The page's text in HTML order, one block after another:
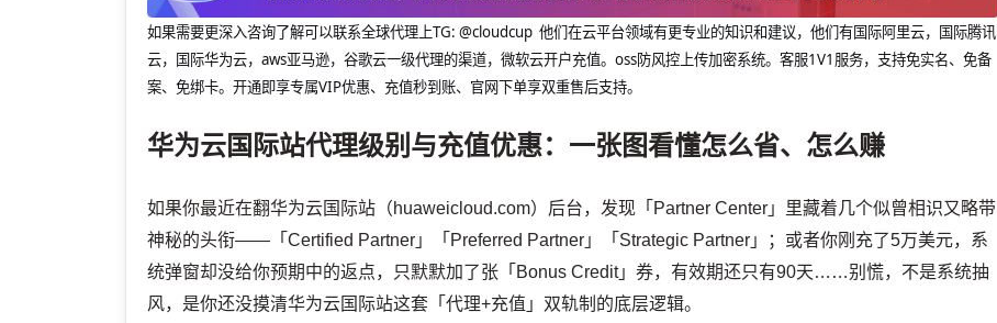
如果需要更深入咨询了解可以联系全球代理上TG: @cloudcup 他们在云平台领域有更专业的知识和建议，他们有国际阿里云，国际腾讯
云，国际华为云，aws亚马逊，谷歌云一级代理的渠道，微软云开户充值。oss防风控上传加密系统。客服1V1服务，支持免实名、免备
案、免绑卡。开通即享专属VIP优惠、充值秒到账、官网下单享双重售后支持。
华为云国际站代理级别与充值优惠：一张图看懂怎么省、怎么赚
如果你最近在翻华为云国际站（huaweicloud.com）后台，发现「Partner Center」里藏着几个似曾相识又略带
神秘的头衔——「Certified Partner」「Preferred Partner」「Strategic Partner」；或者你刚充了5万美元，系
统弹窗却没给你预期中的返点，只默默加了张「Bonus Credit」券，有效期还只有90天……别慌，不是系统抽
风，是你还没摸清华为云国际站这套「代理+充值」双轨制的底层逻辑。